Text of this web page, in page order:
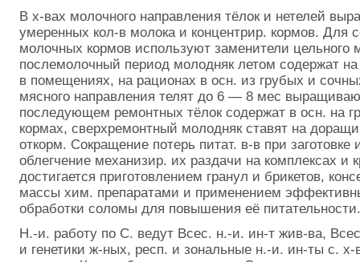
В х-вах молочного направления тёлок и нетелей
умеренных кол-в молока и концентрир. кормов. Для
молочных кормов используют заменители цельного
послемолочный период молодняк летом содержат
в помещениях, на рационах в осн. из грубых и
мясного направления телят до 6 — 8 мес
последующем ремонтных тёлок содержат в осн. на
кормах, сверхремонтный молодняк ставят на
откорм. Сокращение потерь питат. в-в при заготовке
облегчение механизир. их раздачи на комплексах и
достигается приготовлением гранул и брикетов,
массы хим. препаратами и применением
обработки соломы для повышения её питательности.
Н.-и. работу по С. ведут Всес. н.-и. ин-т жив-ва,
и генетики ж-ных, респ. и зональные н.-и. ин-ты с.